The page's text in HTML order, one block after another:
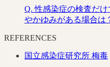
Q.性感染症の検査だ
やかゆみがある場合は
REFERENCES
国立感染症研究所 梅毒